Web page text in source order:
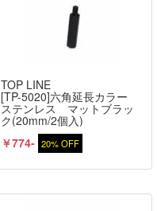
TOP LINE
[TP-5020]六角延長カラー
ステンレス マットブラッ
ク(20mm/2個入)
￥774- 20% OFF